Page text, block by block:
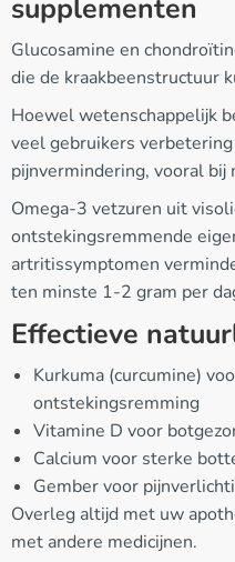
supplementen
Glucosamine en
die de kraakbeenstructuur
Hoewel wetenschappelijk
veel gebruikers
pijnvermindering, vooral
Omega-3 vetzuren uit
ontstekingsremmende
artritissymptomen
ten minste 1-2 gram per
Effectieve
Kurkuma (curcumine)
ontstekingsremming
Vitamine D voor
Calcium voor sterke
Gember voor
Overleg altijd met uw
met andere medicijnen.